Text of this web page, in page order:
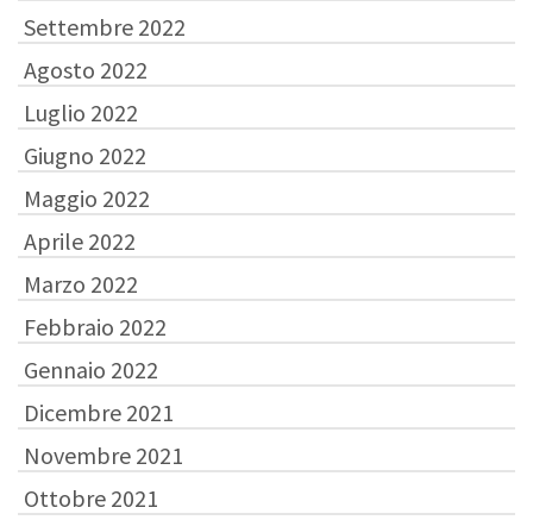
Settembre 2022
Agosto 2022
Luglio 2022
Giugno 2022
Maggio 2022
Aprile 2022
Marzo 2022
Febbraio 2022
Gennaio 2022
Dicembre 2021
Novembre 2021
Ottobre 2021